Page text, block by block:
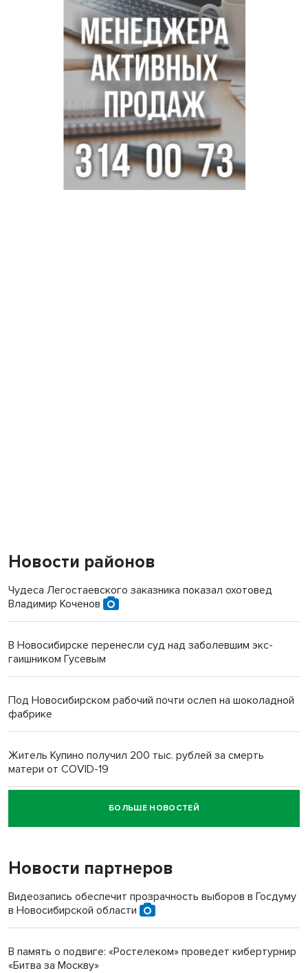
Новости районов
Чудеса Легостаевского заказника показал охотовед
Владимир Коченов
В Новосибирске перенесли суд над заболевшим экс-
гаишником Гусевым
Под Новосибирском рабочий почти ослеп на шоколадной
фабрике
Житель Купино получил 200 тыс. рублей за смерть
матери от COVID-19
Новосибирский суд наказал водителя за смерть
пенсионерки на вокзале
БОЛЬШЕ НОВОСТЕЙ
Новости партнеров
Видеозапись обеспечит прозрачность выборов в Госдуму
в Новосибирской области
В память о подвиге: «Ростелеком» проведет кибертурнир
«Битва за Москву»